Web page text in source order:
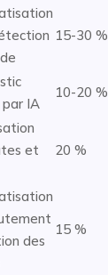
15-30 %
IA
10-20 %
et
20 %
des
15 %